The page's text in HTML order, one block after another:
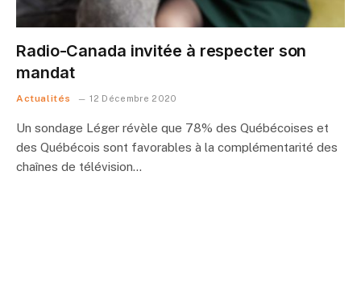
Radio-Canada invitée à respecter son
mandat
Actualités 12 Décembre 2020
Un sondage Léger révèle que 78% des Québécoises et
des Québécois sont favorables à la complémentarité des
chaînes de télévision…